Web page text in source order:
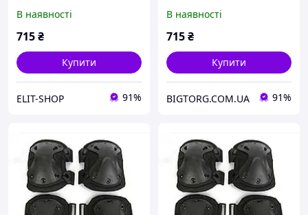
В наявності
715₴
Купити
ELIT-SHOP 91%
В наявності
715₴
Купити
BIGTORG.COM.UA 91%